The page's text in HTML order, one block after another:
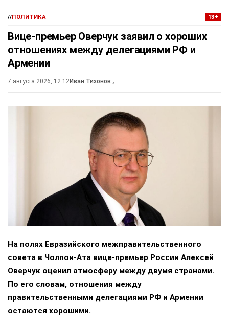
//ПОЛИТИКА 13+
Вице-премьер Оверчук заявил о хороших
отношениях между делегациями РФ и
Армении
7 августа 2026, 12:12Иван Тихонов ,
На полях Евразийского межправительственного
совета в Чолпон-Ата вице-премьер России Алексей
Оверчук оценил атмосферу между двумя странами.
По его словам, отношения между
правительственными делегациями РФ и Армении
остаются хорошими.